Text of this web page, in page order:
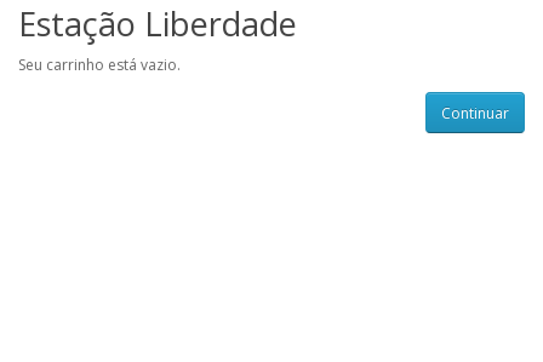
Estação Liberdade
Seu carrinho está vazio.
Continuar